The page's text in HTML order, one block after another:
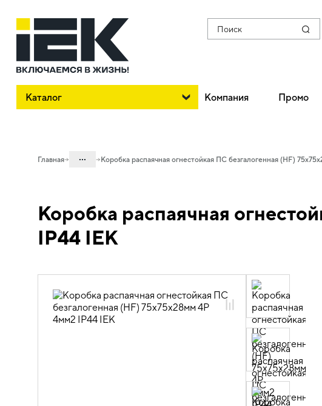
Поиск
Каталог Компания Промо
Главная ...
05. Системы для прокладки кабеля
05.05 Коробки электромонтажные
05.05.04 Коробки распределительные
05.05.04.02 Коробки
кабель-каналов
Коробка распаячная огнестойкая ПС безгалогенная (HF)
Коробка распаячная
IP44 IEK